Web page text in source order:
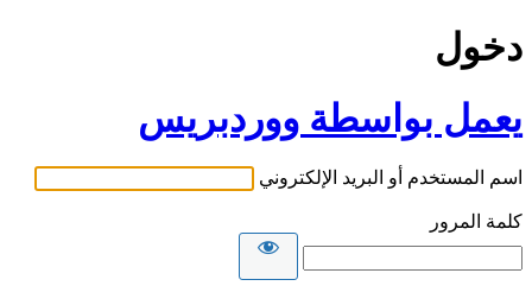
دخول
يعمل بواسطة ووردبريس
اسم المستخدم أو البريد الإلكتروني
كلمة المرور